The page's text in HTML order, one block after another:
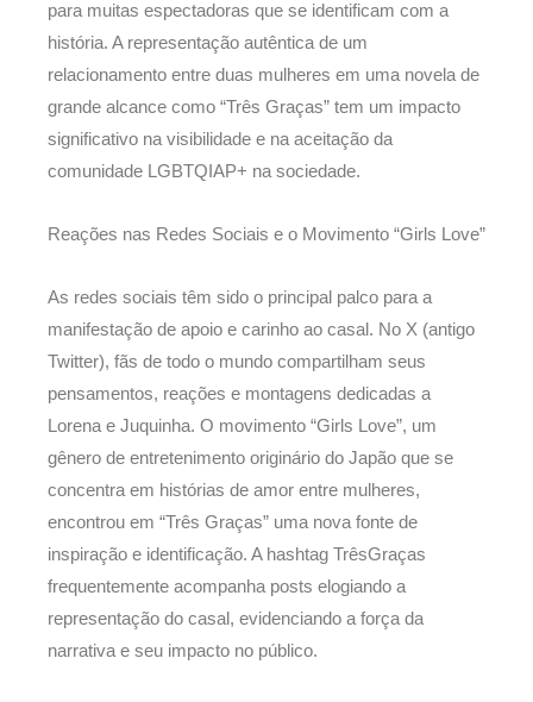
para muitas espectadoras que se identificam com a
história. A representação autêntica de um
relacionamento entre duas mulheres em uma novela de
grande alcance como “Três Graças” tem um impacto
significativo na visibilidade e na aceitação da
comunidade LGBTQIAP+ na sociedade.
Reações nas Redes Sociais e o Movimento “Girls Love”
As redes sociais têm sido o principal palco para a
manifestação de apoio e carinho ao casal. No X (antigo
Twitter), fãs de todo o mundo compartilham seus
pensamentos, reações e montagens dedicadas a
Lorena e Juquinha. O movimento “Girls Love”, um
gênero de entretenimento originário do Japão que se
concentra em histórias de amor entre mulheres,
encontrou em “Três Graças” uma nova fonte de
inspiração e identificação. A hashtag TrêsGraças
frequentemente acompanha posts elogiando a
representação do casal, evidenciando a força da
narrativa e seu impacto no público.